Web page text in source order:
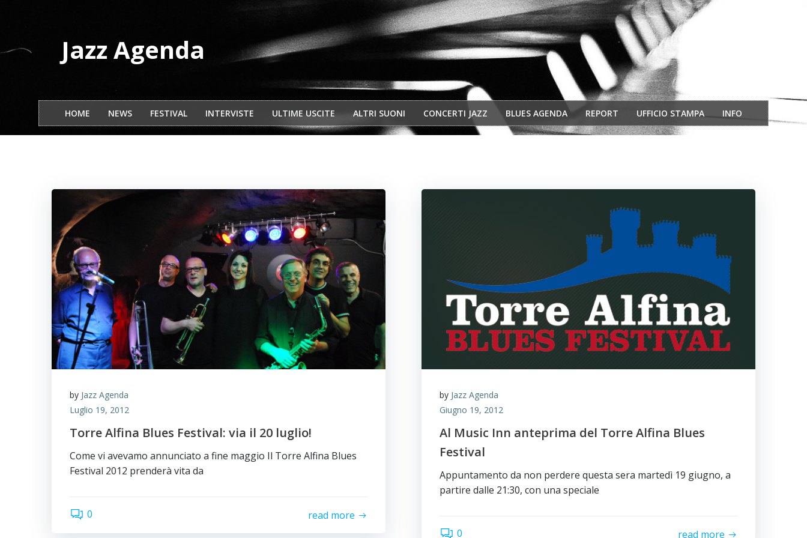
Jazz Agenda
HOME NEWS FESTIVAL INTERVISTE ULTIME USCITE ALTRI SUONI CONCERTI JAZZ BLUES AGENDA REPORT UFFICIO STAMPA INFO
by Jazz Agenda
Luglio 19, 2012
Torre Alfina Blues Festival: via il 20 luglio!
Come vi avevamo annunciato a fine maggio Il Torre Alfina Blues
Festival 2012 prenderà vita da
0 read more
by Jazz Agenda
Giugno 19, 2012
Al Music Inn anteprima del Torre Alfina Blues
Festival
Appuntamento da non perdere questa sera martedì 19 giugno, a
partire dalle 21:30, con una speciale
0 read more